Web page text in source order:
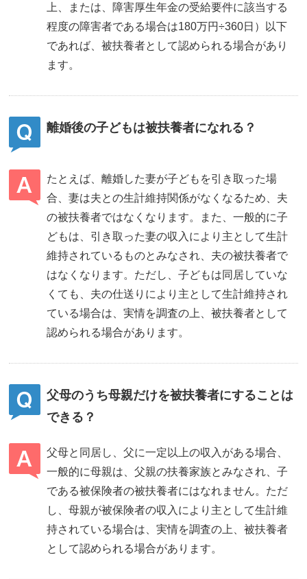
上、または、障害厚生年金の受給要件に該当する
程度の障害者である場合は180万円÷360日）以下
であれば、被扶養者として認められる場合があり
ます。
離婚後の子どもは被扶養者になれる？
たとえば、離婚した妻が子どもを引き取った場
合、妻は夫との生計維持関係がなくなるため、夫
の被扶養者ではなくなります。また、一般的に子
どもは、引き取った妻の収入により主として生計
維持されているものとみなされ、夫の被扶養者で
はなくなります。ただし、子どもは同居していな
くても、夫の仕送りにより主として生計維持され
ている場合は、実情を調査の上、被扶養者として
認められる場合があります。
父母のうち母親だけを被扶養者にすることは
できる？
父母と同居し、父に一定以上の収入がある場合、
一般的に母親は、父親の扶養家族とみなされ、子
である被保険者の被扶養者にはなれません。ただ
し、母親が被保険者の収入により主として生計維
持されている場合は、実情を調査の上、被扶養者
として認められる場合があります。